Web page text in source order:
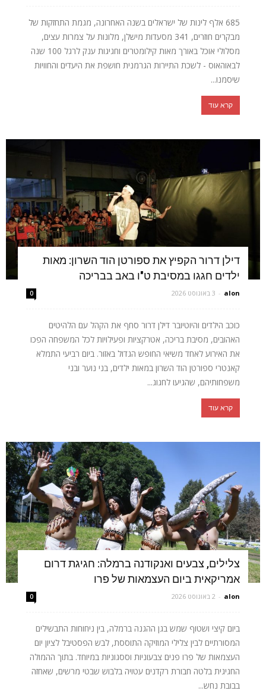
685 אלף לינות של ישראלים בשנה האחרונה, מגמת התחזקות של
מבקרים חוזרים, 341 מסעדות מישלן, מלונות על צמרות עצים,
מסלולי אוכל באורך מאות קילומטרים וחגיגות ענק לרגל 100 שנה
לבאוהאוס - לשכת התיירות הגרמנית חושפת את היעדים והחוויות
שיסמנו...
קרא עוד
דילן דרור הקפיץ את ספורטן הוד השרון: מאות
ילדים חגגו במסיבת ט"ו באב בבריכה
alon
- 3 באוגוסט 2026 0
כוכב הילדים והיוטיובר דילן דרור סחף את הקהל עם הלהיטים
האהובים, מסיבת בריכה, אטרקציות ופעילויות לכל המשפחה הפכו
את האירוע לאחד משיאי החופש הגדול באזור. ביום רביעי התמלא
קאנטרי ספורטן הוד השרון במאות ילדים, בני נוער ובני
משפחותיהם, שהגיעו לחגוג...
קרא עוד
צלילים, צבעים ואנקודנה ברמלה: חגיגת דרום
אמריקאית ביום העצמאות של פרו
alon
- 2 באוגוסט 2026 0
ביום קיצי ושטוף שמש בגן ההגנה ברמלה, בין ניחוחות התבשילים
המסורתיים לבין צלילי המוזיקה התוססת, לבש הפסטיבל לציון יום
העצמאות של פרו פנים צבעוניות וססגוניות במיוחד. בתוך ההמולה
החגיגית בלטה חבורת רקדנים עטויה בלבוש שבטי מרשים, שאחזה
בבובת נחש...